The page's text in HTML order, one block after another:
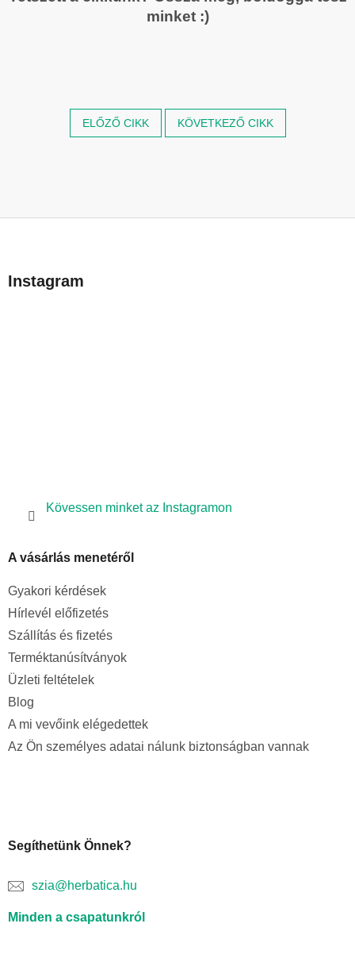
minket :)
ELŐZŐ CIKK KÖVETKEZŐ CIKK
bInstagram
Kövessen minket az Instagramon
A vásárlás menetéről
Gyakori kérdések
Hírlevél előfizetés
Szállítás és fizetés
Terméktanúsítványok
Üzleti feltételek
Blog
A mi vevőink elégedettek
Az Ön személyes adatai nálunk biztonságban vannak
Segíthetünk Önnek?
szia@herbatica.hu
Minden a csapatunkról